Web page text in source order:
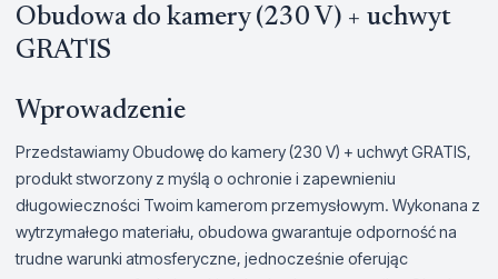
Obudowa do kamery (230 V) + uchwyt
GRATIS
Wprowadzenie
Przedstawiamy Obudowę do kamery (230 V) + uchwyt GRATIS,
produkt stworzony z myślą o ochronie i zapewnieniu
długowieczności Twoim kamerom przemysłowym. Wykonana z
wytrzymałego materiału, obudowa gwarantuje odporność na
trudne warunki atmosferyczne, jednocześnie oferując